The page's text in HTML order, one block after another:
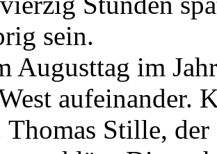
sein.
Augusttag im
aufeinander.
Thomas Stille,